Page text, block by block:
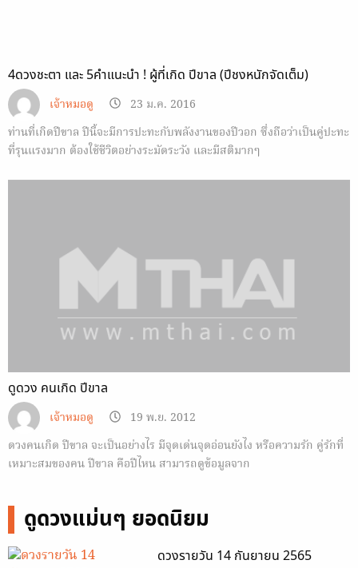
4ดวงชะตา และ 5คำแนะนำ ! ผู้ที่เกิด ปีขาล (ปีชงหนักจัดเต็ม)
เจ้าหมอดู
23 ม.ค. 2016
ท่านที่เกิดปีขาล ปีนี้จะมีการปะทะกับพลังงานของปีวอก ซึ่งถือว่าเป็นคู่ปะทะ
ที่รุนแรงมาก ต้องใช้ชีวิตอย่างระมัดระวัง และมีสติมากๆ
ดูดวง คนเกิด ปีขาล
เจ้าหมอดู
19 พ.ย. 2012
ดวงคนเกิด ปีขาล จะเป็นอย่างไร มีจุดเด่นจุดอ่อนยังไง หรือความรัก คู่รักที่
เหมาะสมของคน ปีขาล คือปีไหน สามารถดูข้อมูลจาก
ดูดวงแม่นๆ ยอดนิยม
ดวงรายวัน 14 กันยายน 2565